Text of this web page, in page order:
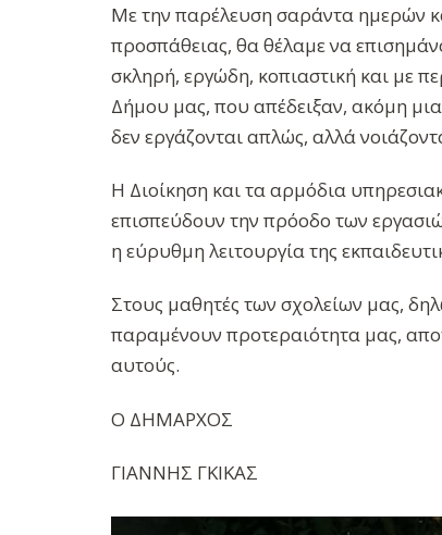
Με την παρέλευση σαράντα ημερών
προσπάθειας, θα θέλαμε να
σκληρή, εργώδη, κοπιαστική και με
Δήμου μας, που απέδειξαν, ακόμη
δεν εργάζονται απλώς, αλλά
Η Διοίκηση και τα αρμόδια
επισπεύδουν την πρόοδο των
η εύρυθμη λειτουργία της
Στους μαθητές των σχολείων μας,
παραμένουν προτεραιότητα μας,
αυτούς.
Ο ΔΗΜΑΡΧΟΣ
ΓΙΑΝΝΗΣ ΓΚΙΚΑΣ